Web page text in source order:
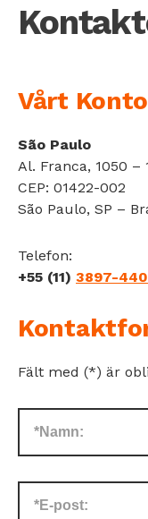
Vårt
São Paulo
Al. Franca, 1050 –
CEP: 01422-002
São Paulo, SP –
Telefon:
+55 (11) 3897-
Fält med (*) är